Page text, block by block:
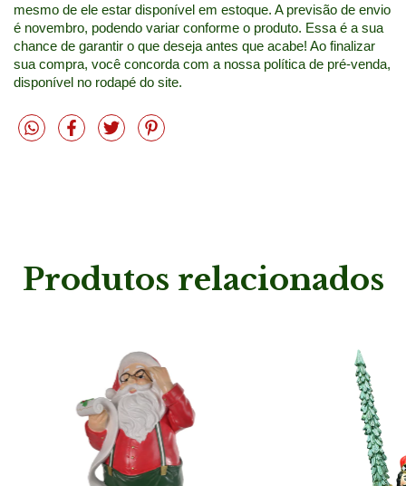
mesmo de ele estar disponível em estoque. A previsão de envio
é novembro, podendo variar conforme o produto. Essa é a sua
chance de garantir o que deseja antes que acabe! Ao finalizar
sua compra, você concorda com a nossa política de pré-venda,
disponível no rodapé do site.
Produtos relacionados